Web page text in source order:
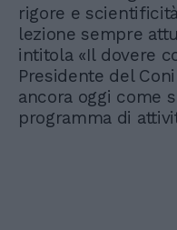
rigore e
lezione sempre
intitola «Il dovere
Presidente del
ancora oggi come
programma di